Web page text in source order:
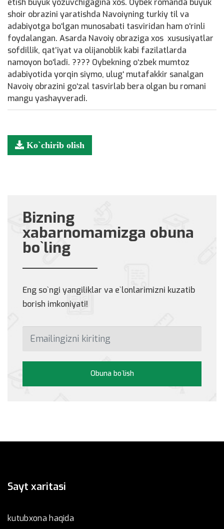
etish buyuk yozuvchigagina xos. Oybek romanda buyuk
shoir obrazini yaratishda Navoiyning turkiy til va
adabiyotga bo‘lgan munosabati tasviridan ham o‘rinli
foydalangan. Asarda Navoiy obraziga xos xususiyatlar
sofdillik, qatʼiyat va olijanoblik kabi fazilatlarda
namoyon bo‘ladi. ???? Oybekning o‘zbek mumtoz
adabiyotida yorqin siymo, ulug‘ mutafakkir sanalgan
Navoiy obrazini go‘zal tasvirlab bera olgan bu romani
mangu yashayveradi.
Ko`chirib olish
Bizning
xabarnomamizga obuna
bo`ling
Eng so`ngi yangiliklar va e`lonlarimizni kuzatib
borish imkoniyati!
Obuna bo`lish
Sayt xaritasi
kutubxona haqida